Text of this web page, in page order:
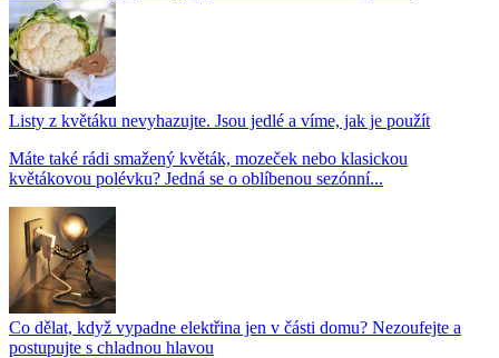
Listy z květáku nevyhazujte. Jsou jedlé a víme, jak je použít
Máte také rádi smažený květák, mozeček nebo klasickou
květákovou polévku? Jedná se o oblíbenou sezónní...
Co dělat, když vypadne elektřina jen v části domu? Nezoufejte a
postupujte s chladnou hlavou